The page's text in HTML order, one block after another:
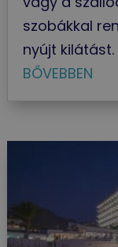
szobákkal
nyújt kilátást.
BŐVEBBEN